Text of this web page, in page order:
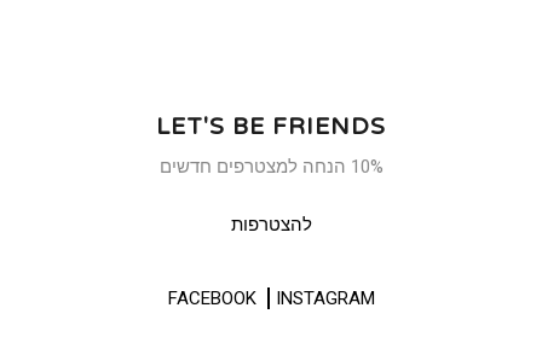
LET'S BE FRIENDS
10% הנחה למצטרפים חדשים
להצטרפות
FACEBOOK INSTAGRAM